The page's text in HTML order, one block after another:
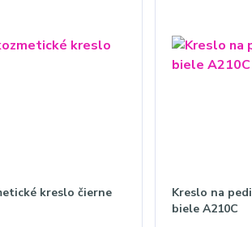
kreslo čierne
Kreslo na
biele A210C